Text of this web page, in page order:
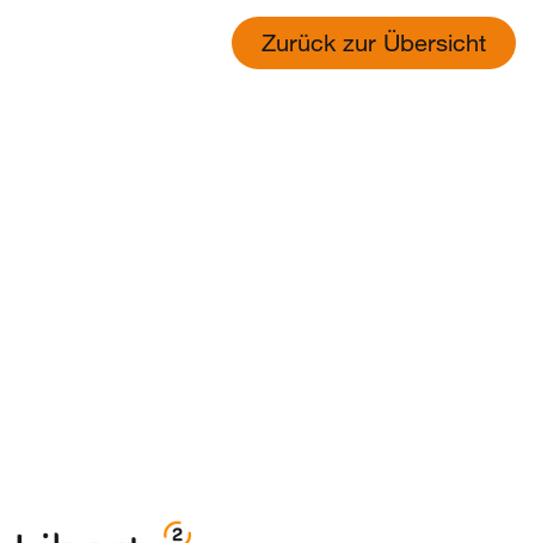
Zurück zur Übersicht